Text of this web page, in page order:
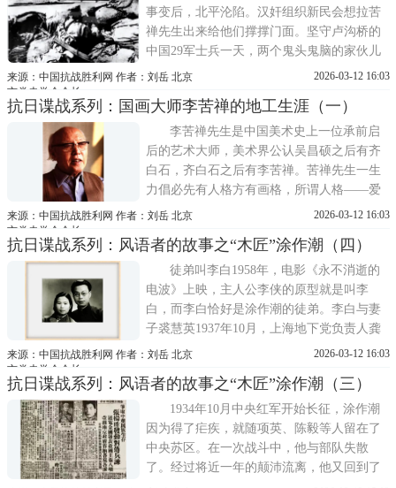
细的采访和报道
事变后，北平沦陷。汉奸组织新民会想拉苦
禅先生出来给他们撑撑门面。坚守卢沟桥的
中国29军士兵一天，两个鬼头鬼脑的家伙儿
来到复兴门内柳树井胡同2号苦禅先生家，对
说：我李某只会画画儿，不会当官。其中一
个家伙涨红着脸说：你别敬酒不吃吃罚酒。
闻听
来源：中国抗战胜利网 作者：刘岳 北京
市党史学会会长
2026-03-12 16:03
抗日谍战系列：国画大师李苦禅的地工生涯（一）
李苦禅先生是中国美术史上一位承前启
后的艺术大师，美术界公认吴昌硕之后有齐
白石，齐白石之后有李苦禅。苦禅先生一生
力倡必先有人格方有画格，所谓人格——爱
国第一。他的作品正、大、高、奇，充满雄
人，苦禅先生既是一位国画写意大师，也是
一位爱国志士，他的抗日地下情报生涯故事
至今鲜为人知。李苦禅先生
来源：中国抗战胜利网 作者：刘岳 北京
市党史学会会长
2026-03-12 16:03
抗日谍战系列：风语者的故事之“木匠”涂作潮（四）
徒弟叫李白1958年，电影《永不消逝的
电波》上映，主人公李侠的原型就是叫李
白，而李白恰好是涂作潮的徒弟。李白与妻
子裘慧英1937年10月，上海地下党负责人龚
饮冰给涂作潮引见了刚从延安来的报务员李
1931年，李白是中央红军第二批无线电训练
班的12名学员之一，涂作潮当过他的机务老
师。这回组织上希望涂作
来源：中国抗战胜利网 作者：刘岳 北京
市党史学会会长
2026-03-12 16:03
抗日谍战系列：风语者的故事之“木匠”涂作潮（三）
1934年10月中央红军开始长征，涂作潮
因为得了疟疾，就随项英、陈毅等人留在了
中央苏区。在一次战斗中，他与部队失散
了。经过将近一年的颠沛流离，他又回到了